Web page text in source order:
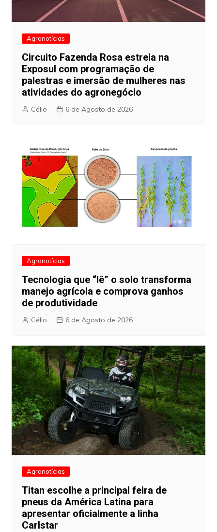
Agronotícias
Circuito Fazenda Rosa estreia na
Exposul com programação de
palestras e imersão de mulheres nas
atividades do agronegócio
Célio 6 de Agosto de 2026
Agronotícias
Tecnologia que “lê” o solo transforma
manejo agrícola e comprova ganhos
de produtividade
Célio 6 de Agosto de 2026
Agronotícias
Titan escolhe a principal feira de
pneus da América Latina para
apresentar oficialmente a linha
Carlstar